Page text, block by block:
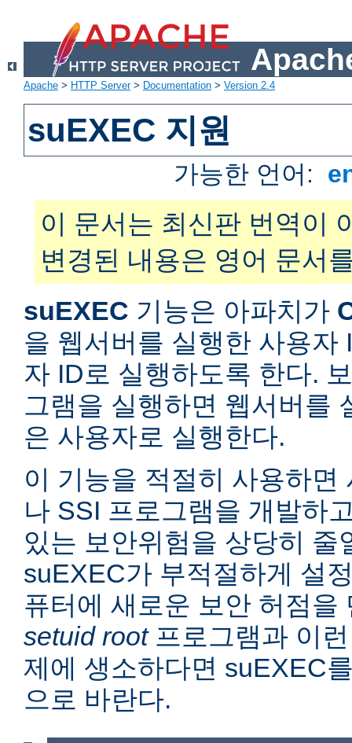
Apache > HTTP Server> Documentation > Version 2.4
suEXEC 지원
가능한 언어:
이 문서는 최신판 번역이
변경된 내용은 영어 문서
suEXEC 기능은 아파치가
을 웹서버를 실행한 사용자
자 ID로 실행하도록 한다.
그램을 실행하면 웹서버를
은 사용자로 실행한다.
이 기능을 적절히 사용하면
나 SSI 프로그램을 개발하
있는 보안위험을 상당히 줄
suEXEC가 부적절하게 설
퓨터에 새로운 보안 허점을
setuid root프로그램과 이
제에 생소하다면 suEXEC
으로 바란다.